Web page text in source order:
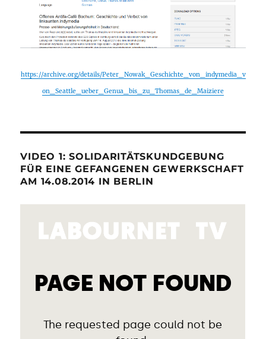
https://archive.org/details/Peter_Nowak_Geschichte_von_indymedia_v
on_Seattle_ueber_Genua_bis_zu_Thomas_de_Maiziere
VIDEO 1: SOLIDARITÄTSKUNDGEBUNG
FÜR EINE GEFANGENEN GEWERKSCHAFT
AM 14.08.2014 IN BERLIN